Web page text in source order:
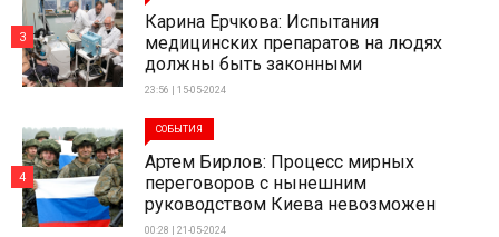
Карина Ерчкова: Испытания
медицинских препаратов на людях
должны быть законными
23:56 | 15-05-2024
3
СОБЫТИЯ
Артем Бирлов: Процесс мирных
переговоров с нынешним
руководством Киева невозможен
00:28 | 21-05-2024
4